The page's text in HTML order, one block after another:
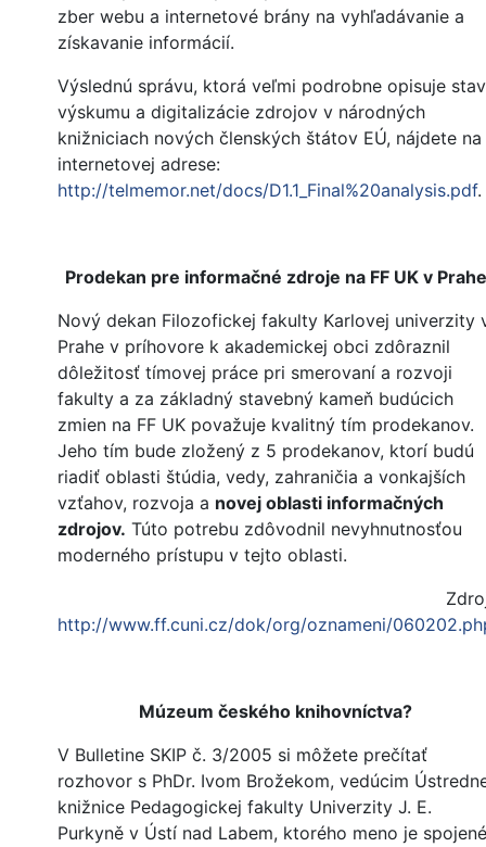
zber webu a internetové brány na vyhľadávanie a
získavanie informácií.
Výslednú správu, ktorá veľmi podrobne opisuje stav
výskumu a digitalizácie zdrojov v národných
knižniciach nových členských štátov EÚ, nájdete na
internetovej adrese:
http://telmemor.net/docs/D1.1_Final%20analysis.pdf.
Prodekan pre informačné zdroje na FF UK v Prahe
Nový dekan Filozofickej fakulty Karlovej univerzity
Prahe v príhovore k akademickej obci zdôraznil
dôležitosť tímovej práce pri smerovaní a rozvoji
fakulty a za základný stavebný kameň budúcich
zmien na FF UK považuje kvalitný tím prodekanov.
Jeho tím bude zložený z 5 prodekanov, ktorí budú
riadiť oblasti štúdia, vedy, zahraničia a vonkajších
vzťahov, rozvoja a novej oblasti informačných
zdrojov. Túto potrebu zdôvodnil nevyhnutnosťou
moderného prístupu v tejto oblasti.
http://www.ff.cuni.cz/dok/org/oznameni/
Múzeum českého knihovníctva?
V Bulletine SKIP č. 3/2005 si môžete prečítať
rozhovor s PhDr. Ivom Brožekom, vedúcim
knižnice Pedagogickej fakulty Univerzity J. E.
Purkyně v Ústí nad Labem, ktorého meno je spojené